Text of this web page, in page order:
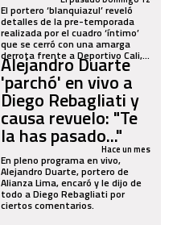
El portero ‘blanquiazul’ reveló
detalles de la pre-temporada
realizada por el cuadro ‘íntimo’
que se cerró con una amarga
derrota frente a Deportivo Cali,...
Alejandro Duarte
'parchó' en vivo a
Diego Rebagliati y
causa revuelo: "Te
la has pasado..."Hace un mes
En pleno programa en vivo,
Alejandro Duarte, portero de
Alianza Lima, encaró y le dijo de
todo a Diego Rebagliati por
ciertos comentarios.